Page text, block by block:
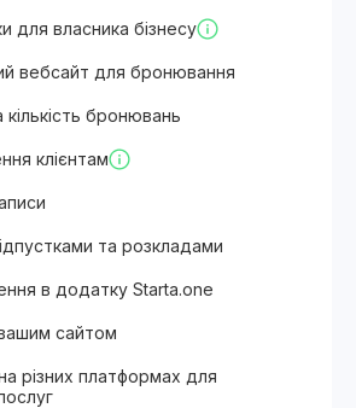
для власника бізнесу
вебсайт для бронювання
бронювань
клієнтам
та розкладами
в додатку Starta.one
вашим сайтом
різних платформах для